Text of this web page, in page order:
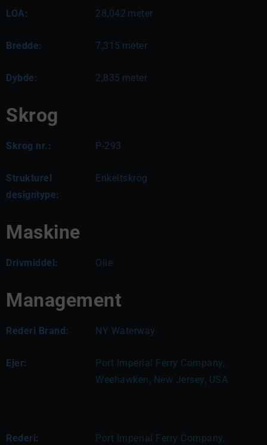
LOA: 28,042 meter
Bredde: 7,315 meter
Dybde: 2,835 meter
Skrog
Skrog nr.: P-293
Strukturel
designtype:
Enkeltskrog
Maskine
Drivmiddel: Olie
Management
Rederi Brand: NY Waterway
Ejer:
Port Imperial Ferry Company,
Weehawken, New Jersey, USA
Rederi: Port Imperial Ferry Company,